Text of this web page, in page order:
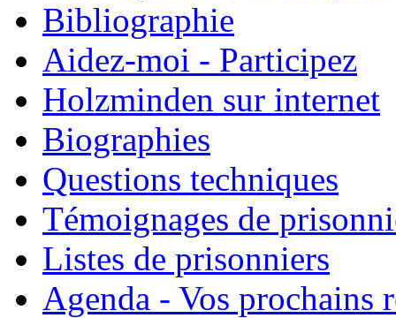
Bibliographie
Aidez-moi - Participez
Holzminden sur internet
Biographies
Questions techniques
Témoignages de
Listes de prisonniers
Agenda - Vos prochains